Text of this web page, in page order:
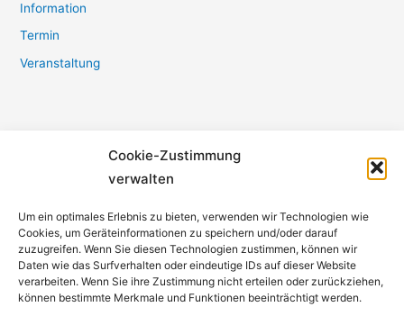
Cookie-Zustimmung
verwalten
Um ein optimales Erlebnis zu bieten, verwenden wir Technologien wie
Cookies, um Geräteinformationen zu speichern und/oder darauf
zuzugreifen. Wenn Sie diesen Technologien zustimmen, können wir
Daten wie das Surfverhalten oder eindeutige IDs auf dieser Website
verarbeiten. Wenn Sie ihre Zustimmung nicht erteilen oder zurückziehen,
können bestimmte Merkmale und Funktionen beeinträchtigt werden.
Information
Termin
Veranstaltung
Bürger- und Heimatverein Refrath e.V.
51427 Bergisch Gladbach
Telefon:0171 1160874
vorstand@bhv-refrath.de